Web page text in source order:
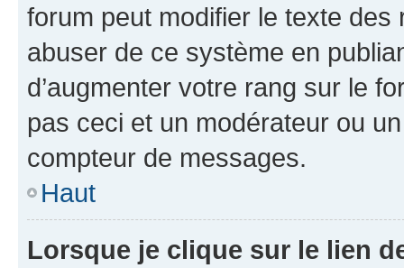
forum peut modifier le texte
abuser de ce système en
d’augmenter votre rang sur le
pas ceci et un modérateur ou
compteur de messages.
Haut
Lorsque je clique sur le lien